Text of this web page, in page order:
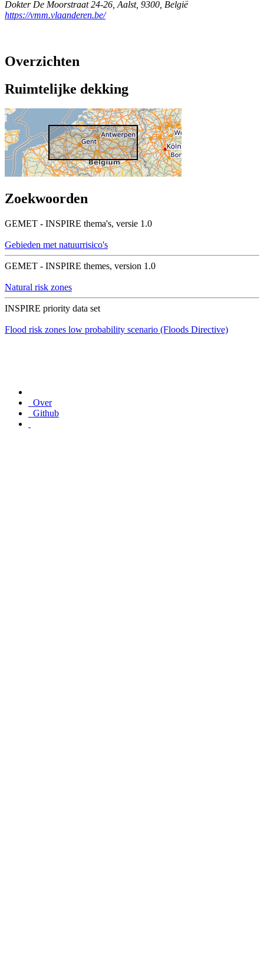
Dokter De Moorstraat 24-26 Aalst, 9300 België
https://vmm.vlaanderen.be/
Overzichten
Ruimtelijke dekking
Zoekwoorden
GEMET - INSPIRE thema's, versie 1.0
Gebieden met natuurrisico's
GEMET - INSPIRE themes, version 1.0
Natural risk zones
INSPIRE priority data set
Flood risk zones low probability scenario (Floods Directive)
Over
Github